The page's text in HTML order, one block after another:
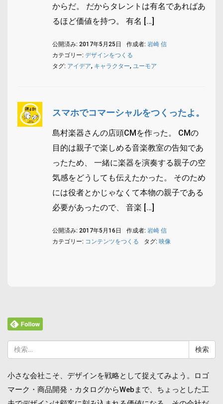
からだ。 だからタレントは有名であればあ
るほど価値を持つ。 有名 […]
公開済み: 2017年5月25日 作成者: 岩崎 信
カテゴリー: デザインをつくる
タグ: アイデア, キャラクター, ユーモア
スマホでコマーシャルをつくったよ。
島村楽器さんの店頭CMを作った。 CMの
目的は親子で楽しめる音楽教室の告知であ
ったため、 一緒に楽器を演奏する親子の空
気感をどうしても伝えたかった。 そのため
には役者とかじゃなくて本物の親子である
必要があったので、 音楽 […]
公開済み: 2017年5月16日 作成者: 岩崎 信
カテゴリー: コンテンツをつくる タグ: 映像
検
索:
小さな会社こそ、デザインを戦略として捉えてみよう。ロゴ
マーク・商品開発・カタログからWebまで、ちょっとした工